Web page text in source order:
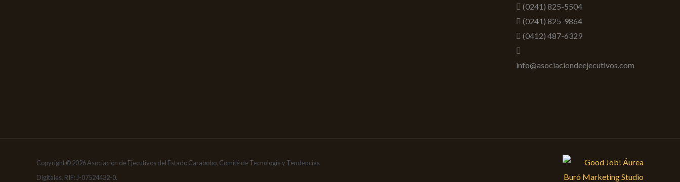
(0241) 825-5504
(0241) 825-9864
(0412) 487-6329
info@asociaciondeejecutivos.com
Copyright © 2026 Asociación de Ejecutivos del Estado Carabobo, Comité de Tecnología y Tendencias
Digitales. RIF: J-07524432-0.